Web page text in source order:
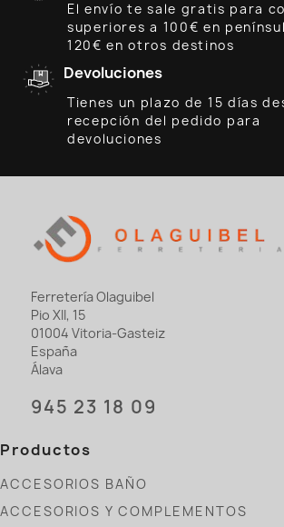
El envío te sale gratis para
superiores a 100€ en
120€ en otros destinos
Devoluciones
Tienes un plazo de 15 días
recepción del pedido para
devoluciones
Ferretería Olaguibel
Pio XII, 15
01004 Vitoria-Gasteiz
España
Álava
945 23 18 09
Productos
ACCESORIOS BAÑO
ACCESORIOS Y COMPLEMENTOS